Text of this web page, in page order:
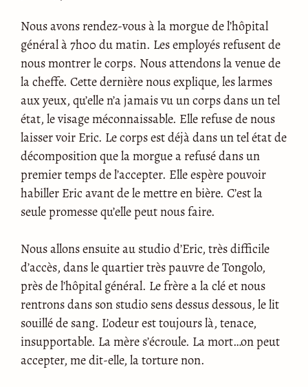
Nous avons rendez-vous à la morgue de l’hôpital
général à 7h00 du matin. Les employés refusent de
nous montrer le corps. Nous attendons la venue de
la cheffe. Cette dernière nous explique, les larmes
aux yeux, qu’elle n’a jamais vu un corps dans un tel
état, le visage méconnaissable. Elle refuse de nous
laisser voir Eric. Le corps est déjà dans un tel état de
décomposition que la morgue a refusé dans un
premier temps de l’accepter. Elle espère pouvoir
habiller Eric avant de le mettre en bière. C’est la
seule promesse qu’elle peut nous faire.
Nous allons ensuite au studio d’Eric, très difficile
d’accès, dans le quartier très pauvre de Tongolo,
près de l’hôpital général. Le frère a la clé et nous
rentrons dans son studio sens dessus dessous, le lit
souillé de sang. L’odeur est toujours là, tenace,
insupportable. La mère s’écroule. La mort…on peut
accepter, me dit-elle, la torture non.